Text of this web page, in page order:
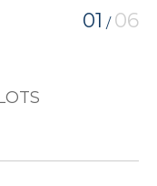
01 / 06